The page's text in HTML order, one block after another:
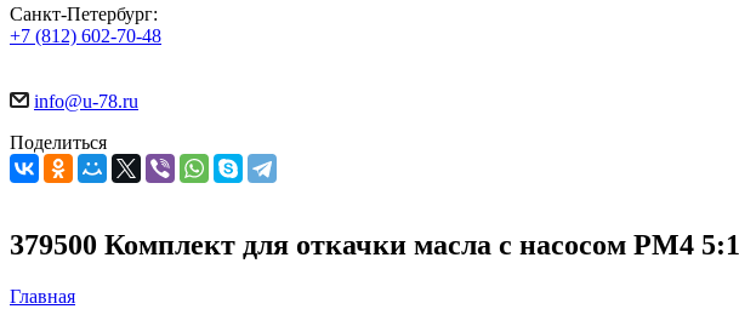
Санкт-Петербург:
+7 (812) 602-70-48
info@u-78.ru
Поделиться
379500 Комплект для откачки масла с насосом PM4 5:1
Главная